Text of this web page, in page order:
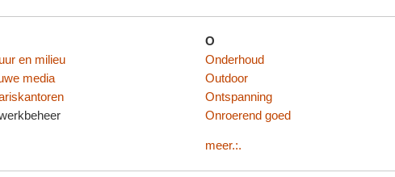
en milieu
media
O
Onderhoud
Outdoor
Ontspanning
Onroerend goed
meer.:.